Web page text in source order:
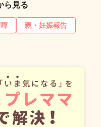
ら見る
親・妊娠報告